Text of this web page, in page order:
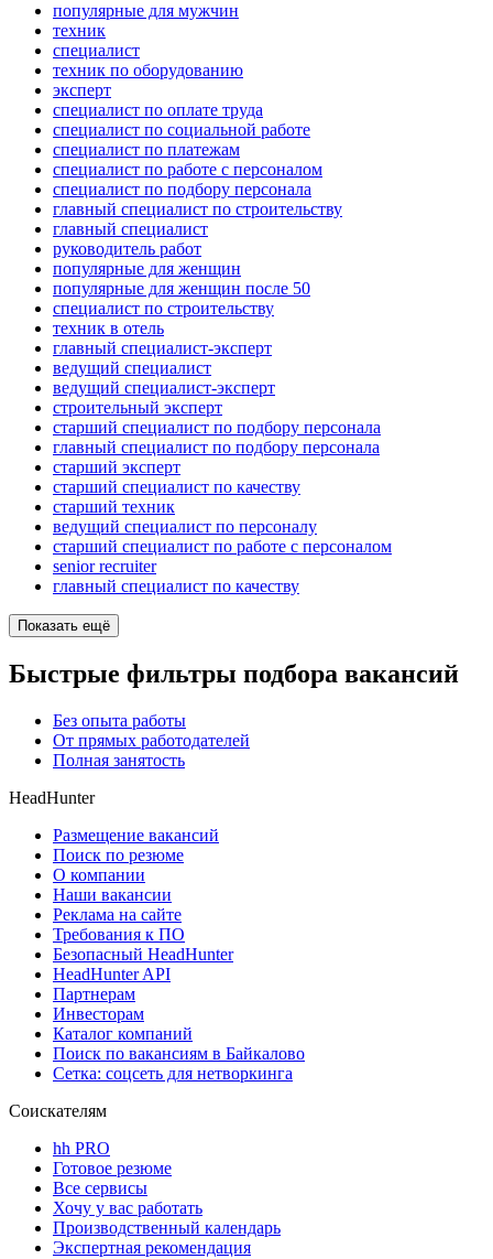
популярные для мужчин
техник
специалист
техник по оборудованию
эксперт
специалист по оплате труда
специалист по социальной работе
специалист по платежам
специалист по работе с персоналом
специалист по подбору персонала
главный специалист по строительству
главный специалист
руководитель работ
популярные для женщин
популярные для женщин после 50
специалист по строительству
техник в отель
главный специалист-эксперт
ведущий специалист
ведущий специалист-эксперт
строительный эксперт
старший специалист по подбору персонала
главный специалист по подбору персонала
старший эксперт
старший специалист по качеству
старший техник
ведущий специалист по персоналу
старший специалист по работе с персоналом
senior recruiter
главный специалист по качеству
Показать ещё
Быстрые фильтры подбора вакансий
Без опыта работы
От прямых работодателей
Полная занятость
HeadHunter
Размещение вакансий
Поиск по резюме
О компании
Наши вакансии
Реклама на сайте
Требования к ПО
Безопасный HeadHunter
HeadHunter API
Партнерам
Инвесторам
Каталог компаний
Поиск по вакансиям в Байкалово
Сетка: соцсеть для нетворкинга
Соискателям
hh PRO
Готовое резюме
Все сервисы
Хочу у вас работать
Производственный календарь
Экспертная рекомендация